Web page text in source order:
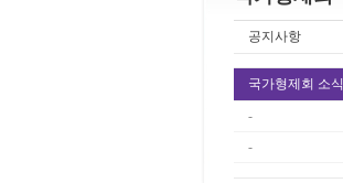
공지사항
국가형제회 소식
-
-